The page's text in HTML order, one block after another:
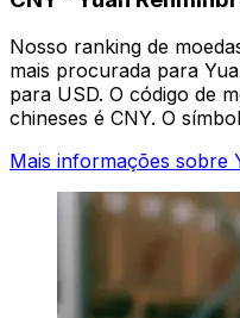
Nosso ranking de
mais procurada para
para USD. O código de
chineses é CNY. O
Mais informações sobre